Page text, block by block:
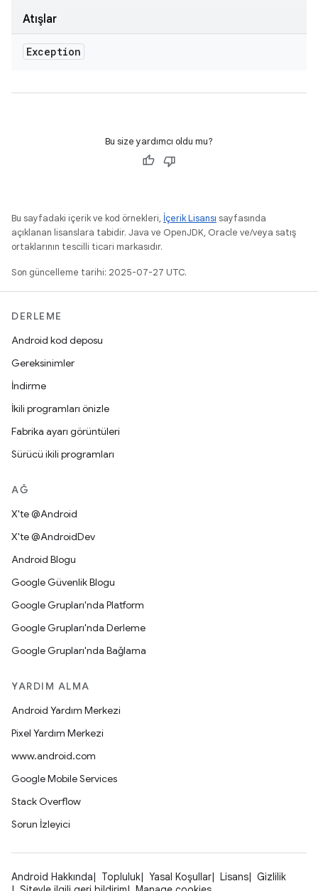
Atışlar
Exception
Bu size yardımcı oldu mu?
Bu sayfadaki içerik ve kod örnekleri, İçerik Lisansı sayfasında
açıklanan lisanslara tabidir. Java ve OpenJDK, Oracle ve/veya satış
ortaklarının tescilli ticari markasıdır.
Son güncelleme tarihi: 2025-07-27 UTC.
DERLEME
Android kod deposu
Gereksinimler
İndirme
İkili programları önizle
Fabrika ayarı görüntüleri
Sürücü ikili programları
AĞ
X'te @Android
X'te @AndroidDev
Android Blogu
Google Güvenlik Blogu
Google Grupları'nda Platform
Google Grupları'nda Derleme
Google Grupları'nda Bağlama
YARDIM ALMA
Android Yardım Merkezi
Pixel Yardım Merkezi
www.android.com
Google Mobile Services
Stack Overflow
Sorun İzleyici
Android Hakkında Topluluk Yasal Koşullar Lisans
Gizlilik